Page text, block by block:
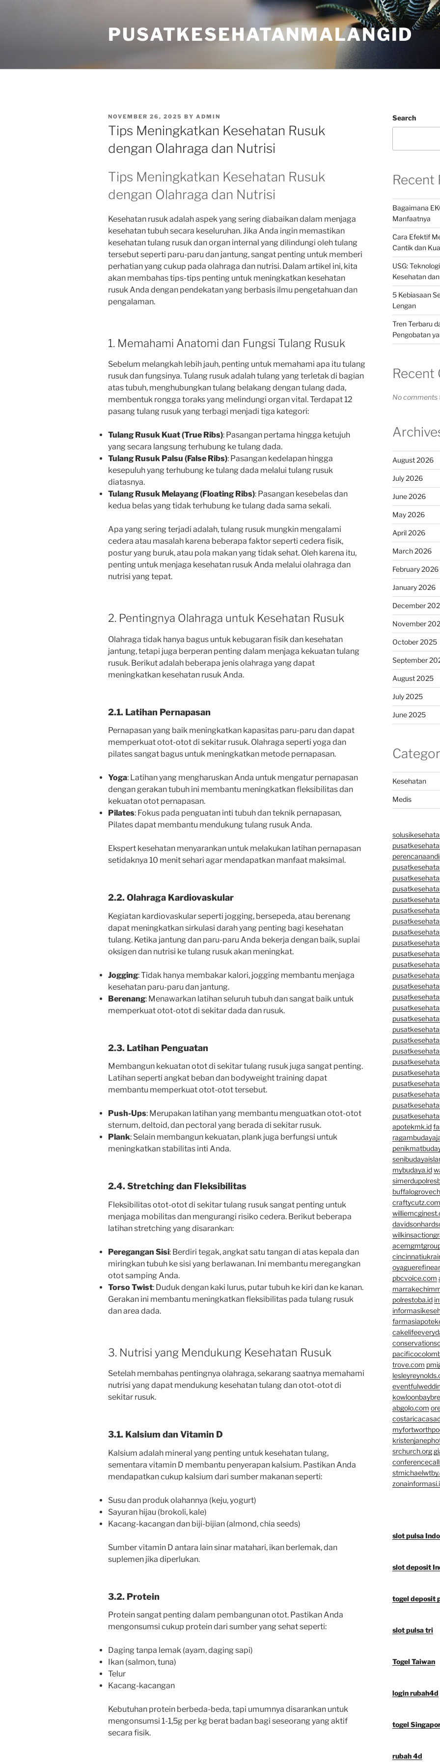
PUSATKESEHATANMALANGID
POSTED
ON
NOVEMBER 26, 2025 BY ADMIN
Tips Meningkatkan Kesehatan Rusuk
dengan Olahraga dan Nutrisi
Tips Meningkatkan Kesehatan Rusuk
dengan Olahraga dan Nutrisi
Kesehatan rusuk adalah aspek yang sering diabaikan dalam menjaga
kesehatan tubuh secara keseluruhan. Jika Anda ingin memastikan
kesehatan tulang rusuk dan organ internal yang dilindungi oleh tulang
tersebut seperti paru-paru dan jantung, sangat penting untuk memberi
perhatian yang cukup pada olahraga dan nutrisi. Dalam artikel ini, kita
akan membahas tips-tips penting untuk meningkatkan kesehatan
rusuk Anda dengan pendekatan yang berbasis ilmu pengetahuan dan
pengalaman.
1. Memahami Anatomi dan Fungsi Tulang Rusuk
Sebelum melangkah lebih jauh, penting untuk memahami apa itu tulang
rusuk dan fungsinya. Tulang rusuk adalah tulang yang terletak di bagian
atas tubuh, menghubungkan tulang belakang dengan tulang dada,
membentuk rongga toraks yang melindungi organ vital. Terdapat 12
pasang tulang rusuk yang terbagi menjadi tiga kategori:
Tulang Rusuk Kuat (True Ribs): Pasangan pertama hingga ketujuh
yang secara langsung terhubung ke tulang dada.
Tulang Rusuk Palsu (False Ribs): Pasangan kedelapan hingga
kesepuluh yang terhubung ke tulang dada melalui tulang rusuk
diatasnya.
Tulang Rusuk Melayang (Floating Ribs): Pasangan kesebelas dan
kedua belas yang tidak terhubung ke tulang dada sama sekali.
Apa yang sering terjadi adalah, tulang rusuk mungkin mengalami
cedera atau masalah karena beberapa faktor seperti cedera fisik,
postur yang buruk, atau pola makan yang tidak sehat. Oleh karena itu,
penting untuk menjaga kesehatan rusuk Anda melalui olahraga dan
nutrisi yang tepat.
2. Pentingnya Olahraga untuk Kesehatan Rusuk
Olahraga tidak hanya bagus untuk kebugaran fisik dan kesehatan
jantung, tetapi juga berperan penting dalam menjaga kekuatan tulang
rusuk. Berikut adalah beberapa jenis olahraga yang dapat
meningkatkan kesehatan rusuk Anda.
2.1. Latihan Pernapasan
Pernapasan yang baik meningkatkan kapasitas paru-paru dan dapat
memperkuat otot-otot di sekitar rusuk. Olahraga seperti yoga dan
pilates sangat bagus untuk meningkatkan metode pernapasan.
Yoga: Latihan yang mengharuskan Anda untuk mengatur pernapasan
dengan gerakan tubuh ini membantu meningkatkan fleksibilitas dan
kekuatan otot pernapasan.
Pilates: Fokus pada penguatan inti tubuh dan teknik pernapasan,
Pilates dapat membantu mendukung tulang rusuk Anda.
Ekspert kesehatan menyarankan untuk melakukan latihan pernapasan
setidaknya 10 menit sehari agar mendapatkan manfaat maksimal.
2.2. Olahraga Kardiovaskular
Kegiatan kardiovaskular seperti jogging, bersepeda, atau berenang
dapat meningkatkan sirkulasi darah yang penting bagi kesehatan
tulang. Ketika jantung dan paru-paru Anda bekerja dengan baik, suplai
oksigen dan nutrisi ke tulang rusuk akan meningkat.
Jogging: Tidak hanya membakar kalori, jogging membantu menjaga
kesehatan paru-paru dan jantung.
Berenang: Menawarkan latihan seluruh tubuh dan sangat baik untuk
memperkuat otot-otot di sekitar dada dan rusuk.
2.3. Latihan Penguatan
Membangun kekuatan otot di sekitar tulang rusuk juga sangat penting.
Latihan seperti angkat beban dan bodyweight training dapat
membantu memperkuat otot-otot tersebut.
Push-Ups: Merupakan latihan yang membantu menguatkan otot-otot
sternum, deltoid, dan pectoral yang berada di sekitar rusuk.
Plank: Selain membangun kekuatan, plank juga berfungsi untuk
meningkatkan stabilitas inti Anda.
2.4. Stretching dan Fleksibilitas
Fleksibilitas otot-otot di sekitar tulang rusuk sangat penting untuk
menjaga mobilitas dan mengurangi risiko cedera. Berikut beberapa
latihan stretching yang disarankan:
Peregangan Sisi: Berdiri tegak, angkat satu tangan di atas kepala dan
miringkan tubuh ke sisi yang berlawanan. Ini membantu meregangkan
otot samping Anda.
Torso Twist: Duduk dengan kaki lurus, putar tubuh ke kiri dan ke kanan.
Gerakan ini membantu meningkatkan fleksibilitas pada tulang rusuk
dan area dada.
3. Nutrisi yang Mendukung Kesehatan Rusuk
Setelah membahas pentingnya olahraga, sekarang saatnya memahami
nutrisi yang dapat mendukung kesehatan tulang dan otot-otot di
sekitar rusuk.
3.1. Kalsium dan Vitamin D
Kalsium adalah mineral yang penting untuk kesehatan tulang,
sementara vitamin D membantu penyerapan kalsium. Pastikan Anda
mendapatkan cukup kalsium dari sumber makanan seperti:
Susu dan produk olahannya (keju, yogurt)
Sayuran hijau (brokoli, kale)
Kacang-kacangan dan biji-bijian (almond, chia seeds)
Sumber vitamin D antara lain sinar matahari, ikan berlemak, dan
suplemen jika diperlukan.
3.2. Protein
Protein sangat penting dalam pembangunan otot. Pastikan Anda
mengonsumsi cukup protein dari sumber yang sehat seperti:
Daging tanpa lemak (ayam, daging sapi)
Ikan (salmon, tuna)
Telur
Kacang-kacangan
Kebutuhan protein berbeda-beda, tapi umumnya disarankan untuk
mengonsumsi 1-1,5g per kg berat badan bagi seseorang yang aktif
secara fisik.
Search
Recent
Bagaimana
Manfaatnya
Cara Efektif
Cantik dan
USG:
Kesehatan
5 Kebiasaan
Lengan
Tren Terbaru
Pengobatan
Recent
No comments
August 2026
July 2026
June 2026
May 2026
April 2026
March 2026
February 2026
January 2026
December
November
October 2025
September
August 2025
July 2025
June 2025
Kesehatan
Medis
apotekmk.id
mybudaya.id
craftycutz.com
pbcvoice.com
polrestoba.id
trove.com
abgolo.com
srchurch.org
slot pulsa
slot deposit
togel deposit
slot pulsa tri
Togel Taiwan
login rubah4d
togel
rubah 4d